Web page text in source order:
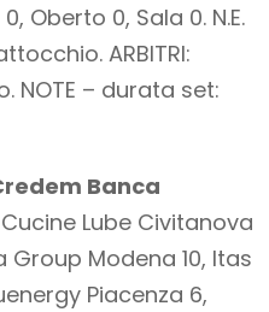
Oberto 0, Sala 0. N.E.
ARBITRI:
NOTE – durata set:
Banca
Lube Civitanova
Group Modena 10, Itas
Piacenza 6,